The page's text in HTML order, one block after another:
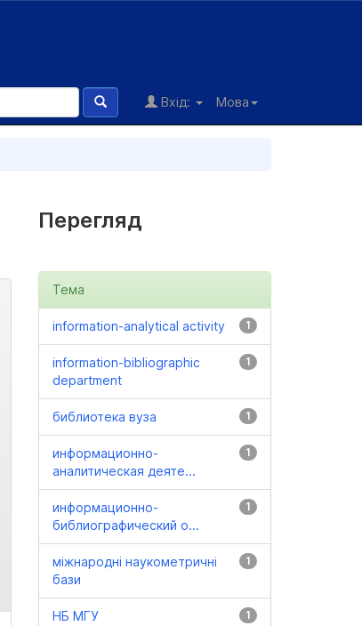
Мова
Вхід:
Перегляд
Тема
1
information-analytical activity
1
information-bibliographic
department
1
библиотека вуза
1
информационно-
аналитическая деяте...
1
информационно-
библиографический о...
1
міжнародні наукометричні
бази
1
НБ МГУ